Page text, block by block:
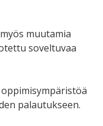
muutamia
soveltuvaa
palautukseen.